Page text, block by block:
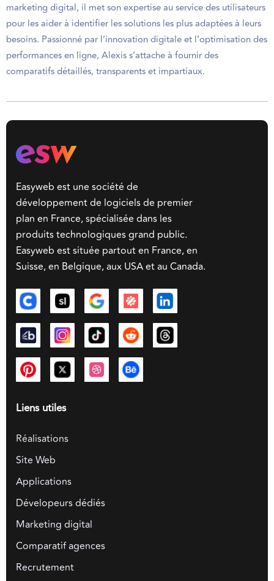
marketing digital, il met son expertise au service des utilisateurs
pour les aider à identifier les solutions les plus adaptées à leurs
besoins. Passionné par l’innovation digitale et l’optimisation des
performances en ligne, Alexis s’attache à fournir des
comparatifs détaillés, transparents et impartiaux.
Easyweb est une société de
développement de logiciels de premier
plan en France, spécialisée dans les
produits technologiques grand public.
Easyweb est située partout en France, en
Suisse, en Belgique, aux USA et au Canada.
Liens utiles
Réalisations
Site Web
Applications
Dévelopeurs dédiés
Marketing digital
Comparatif agences
Recrutement